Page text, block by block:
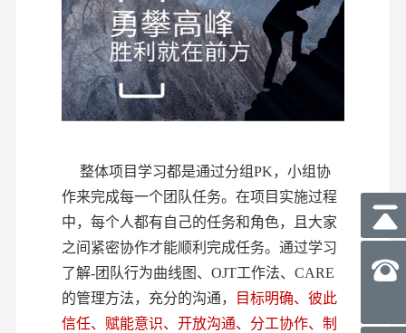
整体项目学习都是通过分组PK，小组协
作来完成每一个团队任务。 在项目实施过程
中，每个人都有自己的任务和角色，且大家
之间紧密协作才能顺利完成任务。通过学习
了解-团队行为曲线图、OJT工作法、 CARE
的管理方法，充分的沟通，
目标明确、彼此
信任、赋能意识、开放沟通、分工协作、制